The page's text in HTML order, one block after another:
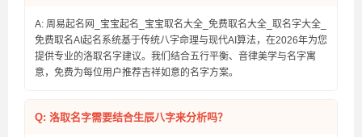
A: 周易起名网_宝宝起名_宝宝取名大全_免费取名大全_取名字大全_
免费取名AI起名系统基于传统八字命理与现代AI算法，在2026年为您
提供专业的洛取名字建议。我们结合五行平衡、音律美学与名字寓
意，免费为每位用户推荐吉祥如意的名字方案。
Q: 洛取名字需要结合生辰八字来分析吗？